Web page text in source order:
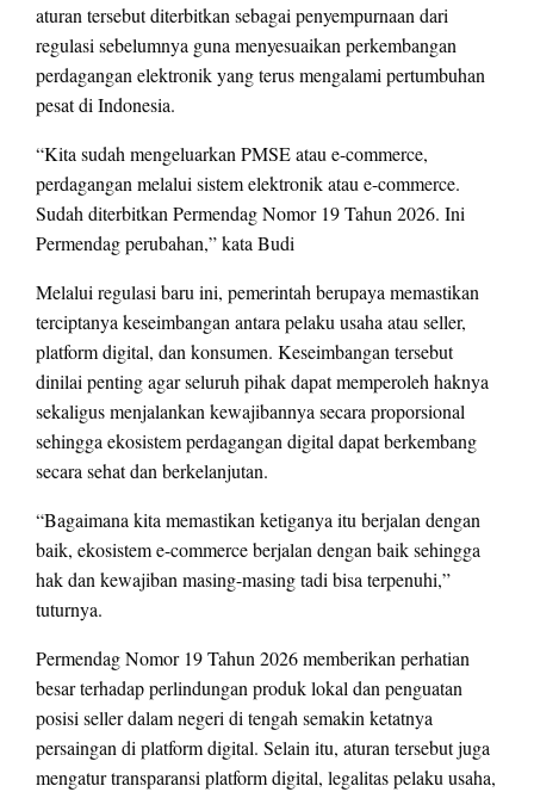
aturan tersebut diterbitkan sebagai penyempurnaan dari
regulasi sebelumnya guna menyesuaikan perkembangan
perdagangan elektronik yang terus mengalami pertumbuhan
pesat di Indonesia.
“Kita sudah mengeluarkan PMSE atau e-commerce,
perdagangan melalui sistem elektronik atau e-commerce.
Sudah diterbitkan Permendag Nomor 19 Tahun 2026. Ini
Permendag perubahan,” kata Budi
Melalui regulasi baru ini, pemerintah berupaya memastikan
terciptanya keseimbangan antara pelaku usaha atau seller,
platform digital, dan konsumen. Keseimbangan tersebut
dinilai penting agar seluruh pihak dapat memperoleh haknya
sekaligus menjalankan kewajibannya secara proporsional
sehingga ekosistem perdagangan digital dapat berkembang
secara sehat dan berkelanjutan.
“Bagaimana kita memastikan ketiganya itu berjalan dengan
baik, ekosistem e-commerce berjalan dengan baik sehingga
hak dan kewajiban masing-masing tadi bisa terpenuhi,”
tuturnya.
Permendag Nomor 19 Tahun 2026 memberikan perhatian
besar terhadap perlindungan produk lokal dan penguatan
posisi seller dalam negeri di tengah semakin ketatnya
persaingan di platform digital. Selain itu, aturan tersebut juga
mengatur transparansi platform digital, legalitas pelaku usaha,